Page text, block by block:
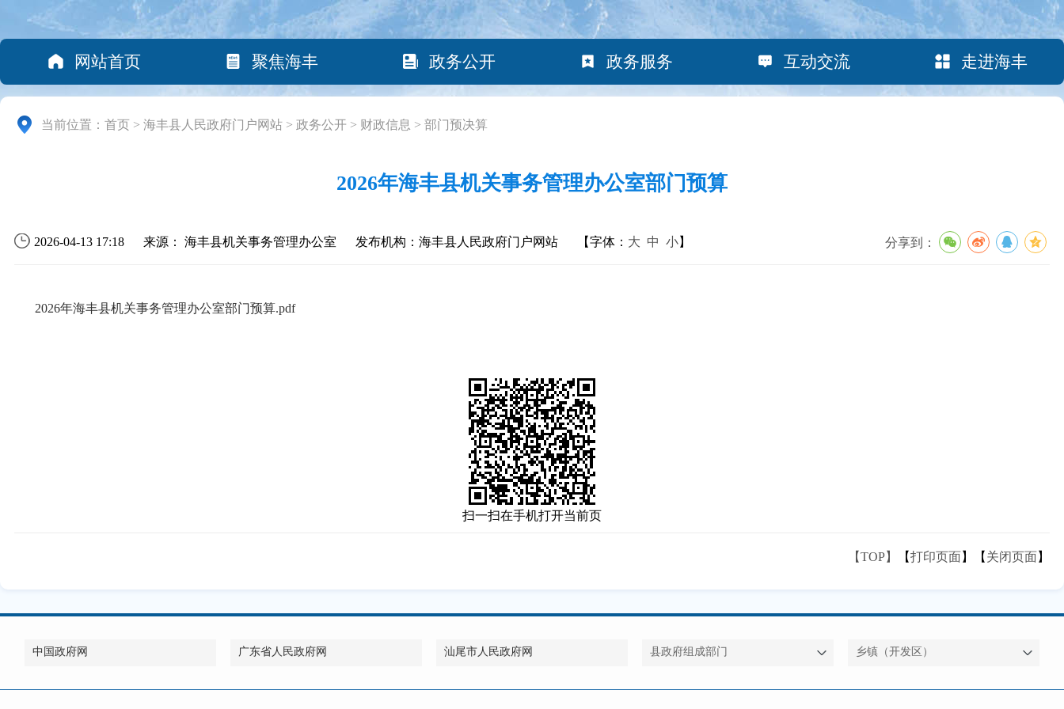
网站首页 聚焦海丰 政务公开 政务服务 互动交流 走进海丰
当前位置： 首页 > 海丰县人民政府门户网站 > 政务公开 > 财政信息 > 部门预决算
2026年海丰县机关事务管理办公室部门预算
2026-04-13 17:18 来源： 海丰县机关事务管理办公室 发布机构：海丰县人民政府门户网站 【字体： 大 中 小】 分享到：
2026年海丰县机关事务管理办公室部门预算.pdf
扫一扫在手机打开当前页
【TOP】 【打印页面】【 关闭页面】
中国政府网 广东省人民政府网 汕尾市人民政府网 县政府组成部门 乡镇（开发区）